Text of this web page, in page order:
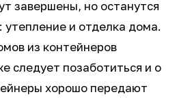
завершены, но останутся
и отделка дома.
из контейнеров
следует позаботиться и о
хорошо передают